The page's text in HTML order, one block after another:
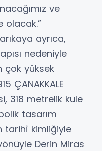
ve
olacak.”
ayrıca,
nedeniyle
çok yüksek
ÇANAKKALE
318 metrelik kule
tasarım
tarihî kimliğiyle
Derin Miras